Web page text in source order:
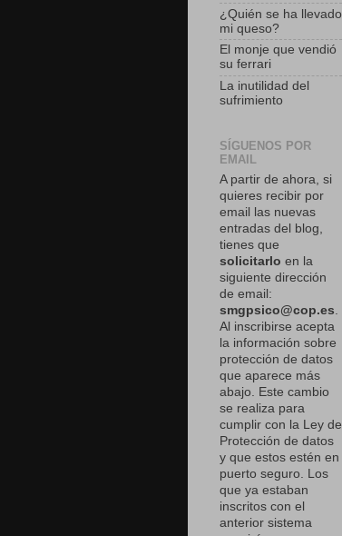
¿Quién se ha llevado
mi queso?
El monje que vendió
su ferrari
La inutilidad del
sufrimiento
SÍGUENOS POR
EMAIL
A partir de ahora, si
quieres recibir por
email las nuevas
entradas del blog,
tienes que
solicitarlo en la
siguiente dirección
de email:
smgpsico@cop.es.
Al inscribirse acepta
la información sobre
protección de datos
que aparece más
abajo. Este cambio
se realiza para
cumplir con la Ley de
Protección de datos
y que estos estén en
puerto seguro. Los
que ya estaban
inscritos con el
anterior sistema